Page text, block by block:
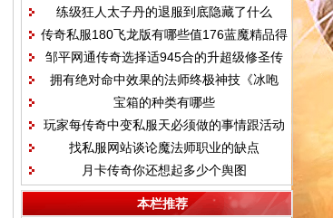
练级狂人太子丹的退服到底隐藏了什么
传奇私服180飞龙版有哪些值176蓝魔精品得
选择的传奇私幅玩法
邹平网通传奇选择适945合的升超级修圣传
奇级地图
拥有绝对命中效果的法师终极神技《冰咆
哮》
宝箱的种类有哪些
玩家每传奇中变私服天必须做的事情跟活动
找私服网站谈论魔法师职业的缺点
月卡传奇你还想起多少个舆图
本栏推荐